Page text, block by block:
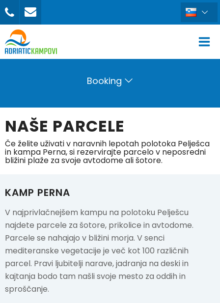
Booking
REZERVIRAJ
POŠLJITE ZAHTEVO
NAŠE PARCELE
Če želite uživati v naravnih lepotah polotoka Pelješca
in kampa Perna, si rezervirajte parcelo v neposredni
bližini plaže za svoje avtodome ali šotore.
KAMP PERNA
V najprivlačnejšem kampu na polotoku Pelješcu
najdete parcele za šotore, prikolice in avtodome.
Parcele se nahajajo v bližini morja. V senci
mediteranske vegetacije je več kot 100 različnih
parcel. Pravi ljubitelji narave, jadranja na deski in
kajtanja bodo tam našli svoje mesto za oddih in
sproščanje.